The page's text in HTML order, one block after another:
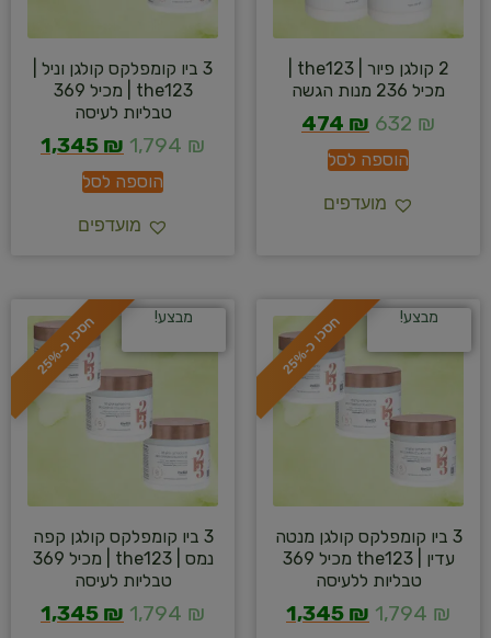
מכיל 236 מנות הגשה
632 ₪
474 ₪
הוספה לסל
מועדפים
3 ביו קומפלקס קולגן וניל |
the123 | מכיל 369
טבליות לעיסה
1,794 ₪
1,345 ₪
הוספה לסל
מועדפים
ח
ס
כ
ו
כ
-
2
5
% מבצע!
3 ביו קומפלקס קולגן מנטה
עדין | the123 מכיל 369
טבליות ללעיסה
1,794 ₪
1,345 ₪
ח
ס
כ
ו
כ
-
2
5
% מבצע!
3 ביו קומפלקס קולגן קפה
נמס | the123 | מכיל 369
טבליות לעיסה
1,794 ₪
1,345 ₪